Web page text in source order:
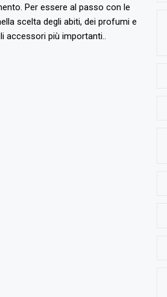
Per essere al passo con le
scelta degli abiti, dei profumi e
accessori più importanti..